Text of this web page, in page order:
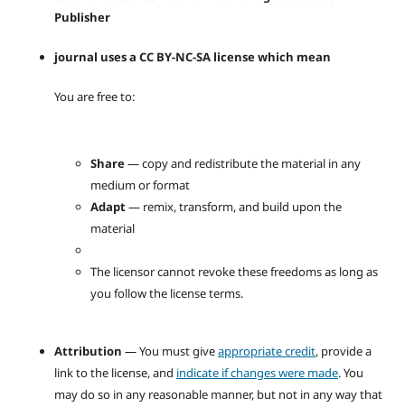
Publisher
journal uses a CC BY-NC-SA license which mean
You are free to:
Share— copy and redistribute the material in any
medium or format
Adapt— remix, transform, and build upon the
material
The licensor cannot revoke these freedoms as long as
you follow the license terms.
Attribution — You must giveappropriate credit, provide a
link to the license, and indicate if changes were made. You
may do so in any reasonable manner, but not in any way that